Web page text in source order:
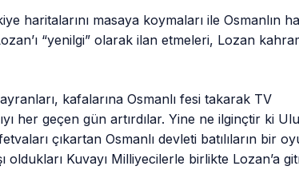
haritalarını masaya koymaları ile Osmanlın
“yenilgi” olarak ilan etmeleri, Lozan
kafalarına Osmanlı fesi takarak TV
her geçen gün artırdılar. Yine ne ilginçtir ki
çıkartan Osmanlı devleti batılıların bir
Kuvayı Milliyecilerle birlikte Lozan’a